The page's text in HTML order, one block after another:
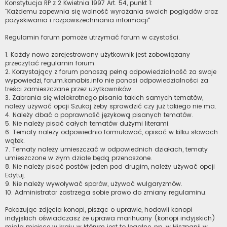
Konstytucja RP z 2 Kwietnia 1997 Art. 54, punkt 1:
"Każdemu zapewnia się wolność wyrażania swoich poglądów oraz
pozyskiwania i rozpowszechniania informacji"
Regulamin forum pomoże utrzymać forum w czystości.
1. Każdy nowo zarejestrowany użytkownik jest zobowiązany
przeczytać regulamin forum.
2. Korzystający z forum ponoszą pełną odpowiedzialność za swoje
wypowiedzi, forum.kanabis.info nie ponosi odpowiedzialności za
treści zamieszczane przez użytkowników.
3. Zabrania się wielokrotnego pisania takich samych tematów,
należy używać opcji Szukaj żeby sprawdzić czy już takiego nie ma.
4. Należy dbać o poprawność językową pisanych tematów.
5. Nie należy pisać całych tematów dużymi literami.
6. Tematy należy odpowiednio formułować, opisać w kilku słowach
wątek.
7. Tematy należy umieszczać w odpowiednich działach, tematy
umieszczone w złym dziale będą przenoszone.
8. Nie należy pisać postów jeden pod drugim, należy używać opcji
Edytuj.
9. Nie należy wywoływać sporów, używać wulgaryzmów.
10. Administrator zastrzega sobie prawo do zmiany regulaminu.
Pokazując zdjęcia konopi, pisząc o uprawie, hodowli konopi
indyjskich oświadczasz że uprawa marihuany (konopi indyjskich)